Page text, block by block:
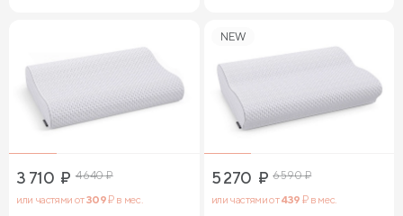
3 710 ₽ 4 640₽
или частями от309₽ в мес.
NEW
5 270 ₽ 6 590₽
или частями от439 ₽ в мес.